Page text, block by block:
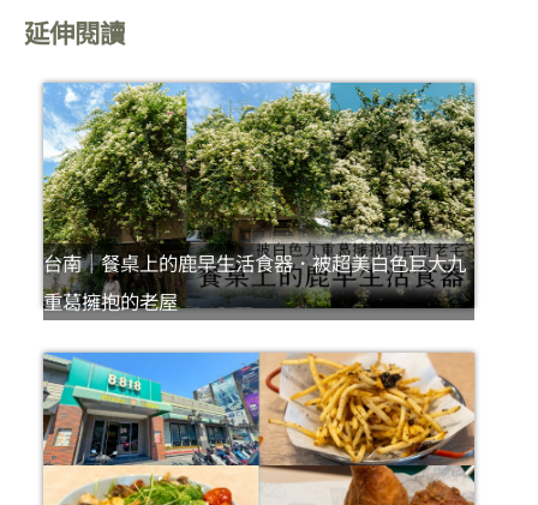
延伸閱讀
台南｜餐桌上的鹿早生活食器．被超美白色巨大九
重葛擁抱的老屋